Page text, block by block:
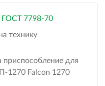
ГОСТ 7798-70
технику
приспособление для
1270 Falcon 1270